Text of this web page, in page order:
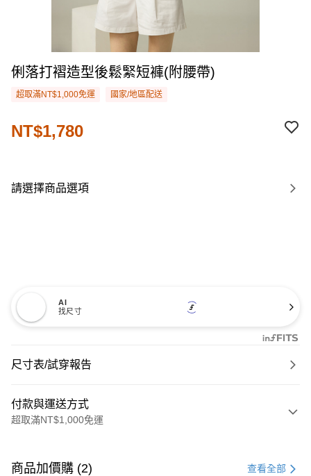
俐落打褶造型後鬆緊短褲(附腰帶)
超取滿NT$1,000免運 國家/地區配送
NT$1,780
請選擇商品選項
AI
找尺寸
尺寸表/試穿報告
付款與運送方式
超取滿NT$1,000免運
信用卡一次付款
商品加價購 (2) 查看全部